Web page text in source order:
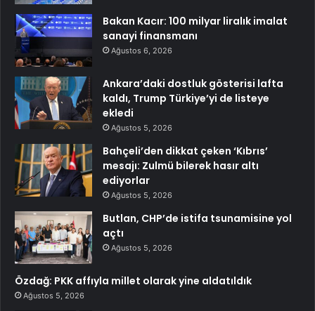
Bakan Kacır: 100 milyar liralık imalat
sanayi finansmanı
Ağustos 6, 2026
Ankara’daki dostluk gösterisi lafta
kaldı, Trump Türkiye’yi de listeye
ekledi
Ağustos 5, 2026
Bahçeli’den dikkat çeken ‘Kıbrıs’
mesajı: Zulmü bilerek hasır altı
ediyorlar
Ağustos 5, 2026
Butlan, CHP’de istifa tsunamisine yol
açtı
Ağustos 5, 2026
Özdağ: PKK affıyla millet olarak yine aldatıldık
Ağustos 5, 2026